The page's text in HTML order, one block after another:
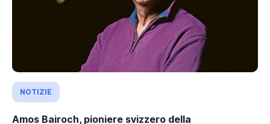
NOTIZIE
Amos Bairoch, pioniere svizzero della